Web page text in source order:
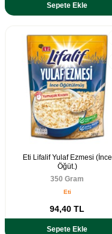
Sepete Ekle
Eti Lifalif Yulaf Ezmesi (İnce
Öğüt.)
350 Gram
Eti
94,40 TL
Sepete Ekle